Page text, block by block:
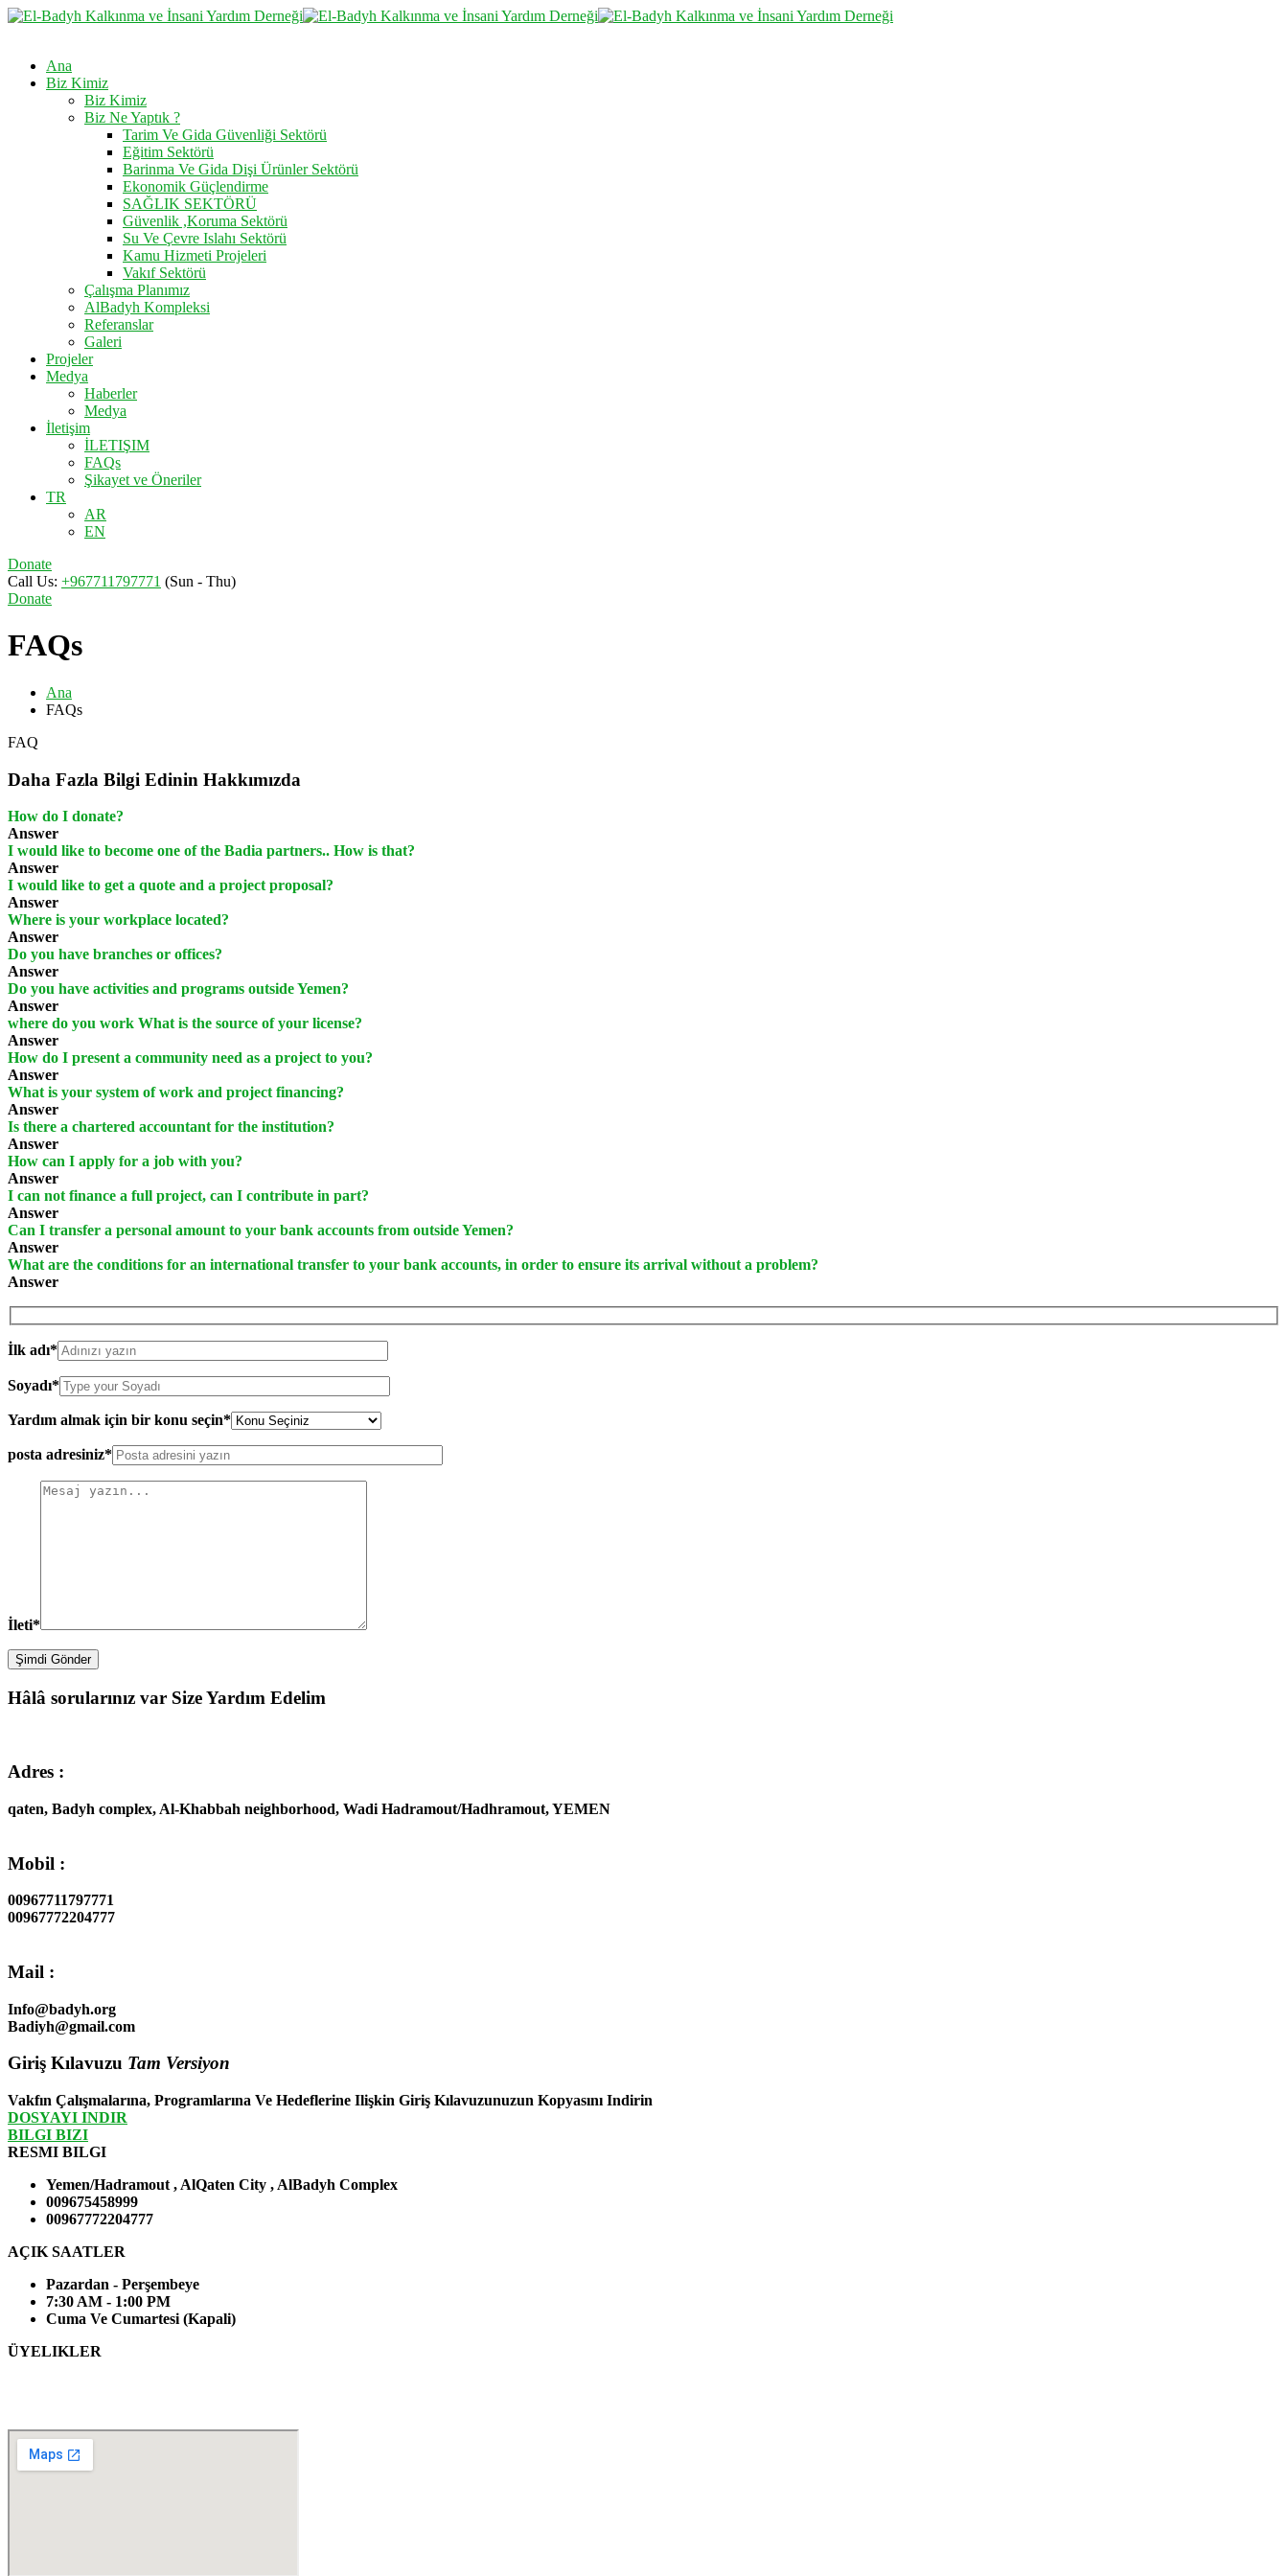
Ana
Biz Kimiz
Biz Kimiz
Biz Ne Yaptık ?
Tarim Ve Gida Güvenliği Sektörü
Eğitim Sektörü
Barinma Ve Gida Dişi Ürünler Sektörü
Ekonomik Güçlendirme
SAĞLIK SEKTÖRÜ
Güvenlik ,Koruma Sektörü
Su Ve Çevre Islahı Sektörü
Kamu Hizmeti Projeleri
Vakıf Sektörü
Çalışma Planımız
AlBadyh Kompleksi
Referanslar
Galeri
Projeler
Medya
Haberler
Medya
İletişim
İLETIŞIM
FAQs
Şikayet ve Öneriler
TR
AR
EN
Donate
Call Us: +967711797771 (Sun - Thu)
Donate
FAQs
Ana
FAQs
FAQ
Daha Fazla Bilgi Edinin ​​Hakkımızda
How do I donate?
Answer
I would like to become one of the Badia partners.. How is that?
Answer
I would like to get a quote and a project proposal?
Answer
Where is your workplace located?
Answer
Do you have branches or offices?
Answer
Do you have activities and programs outside Yemen?
Answer
where do you work What is the source of your license?
Answer
How do I present a community need as a project to you?
Answer
What is your system of work and project financing?
Answer
Is there a chartered accountant for the institution?
Answer
How can I apply for a job with you?
Answer
I can not finance a full project, can I contribute in part?
Answer
Can I transfer a personal amount to your bank accounts from outside Yemen?
Answer
What are the conditions for an international transfer to your bank accounts, in order to ensure its arrival without a problem?
Answer
İlk adı*
Soyadı*
Yardım almak için bir konu seçin*
posta adresiniz*
İleti*
Şimdi Gönder
Hâlâ sorularınız var Size Yardım Edelim
Adres :
qaten, Badyh complex, Al-Khabbah neighborhood, Wadi Hadramout/Hadhramout, YEMEN
Mobil :
00967711797771
00967772204777
Mail :
Info@badyh.org
Badiyh@gmail.com
Giriş Kılavuzu Tam Versiyon
Vakfın Çalışmalarına, Programlarına Ve Hedeflerine Ilişkin Giriş Kılavuzunuzun Kopyasını Indirin
DOSYAYI INDIR
BILGI BIZI
RESMI BILGI
Yemen/Hadramout , AlQaten City , AlBadyh Complex
009675458999
00967772204777
AÇIK SAATLER
Pazardan - Perşembeye
7:30 AM - 1:00 PM
Cuma Ve Cumartesi (Kapali)
ÜYELIKLER